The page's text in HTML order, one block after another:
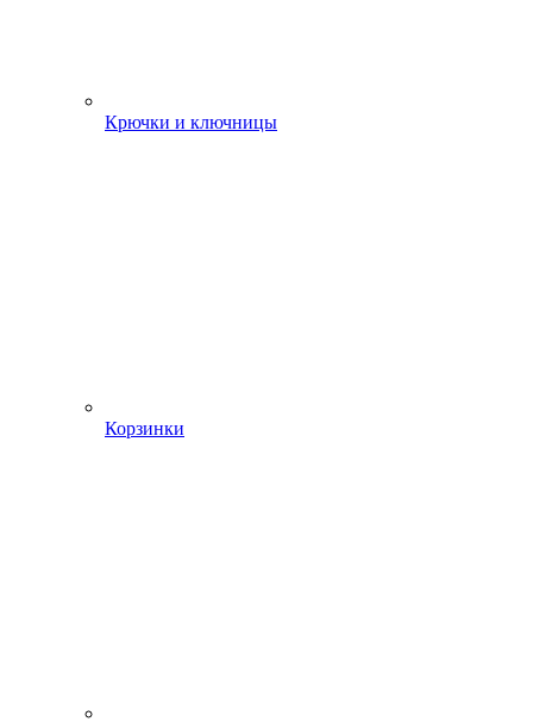
Крючки и ключницы
Корзинки